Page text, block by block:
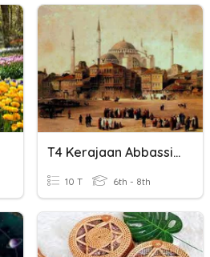
T4 Kerajaan Abbassiyah
10 T 6th - 8th